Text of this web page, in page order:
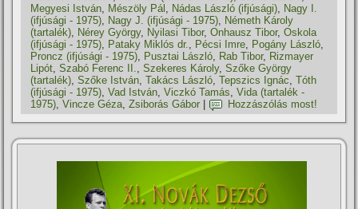
Megyesi István, Mészöly Pál , Nádas László (ifjúsági), Nagy I.
(ifjúsági - 1975), Nagy J. (ifjúsági - 1975), Németh Károly
(tartalék), Nérey György, Nyilasi Tibor,Onhausz Tibor,Oskola
(ifjúsági - 1975), Pataky Miklós dr., Pécsi Imre, Pogány László,
Proncz (ifjúsági - 1975), Pusztai László, Rab Tibor, Rizmayer
Lipót,Szabó Ferenc II.,Szekeres Károly,Szőke György
(tartalék),Szőke István,Takács László,Tepszics Ignác,Tóth
(ifjúsági - 1975),Vad István,Viczkó Tamás,Vida (tartalék -
1975),Vincze Géza,Zsiborás Gábor Hozzászólás most!